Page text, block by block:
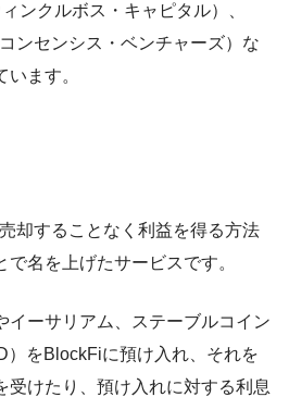
ンクルボス・キャピタル）、
ンセンシス・ベンチャーズ）な
ます。
却することなく利益を得る方法
名を上げたサービスです。
イーサリアム、ステーブルコイン
）をBlockFiに預け入れ、それを
受けたり、預け入れに対する利息